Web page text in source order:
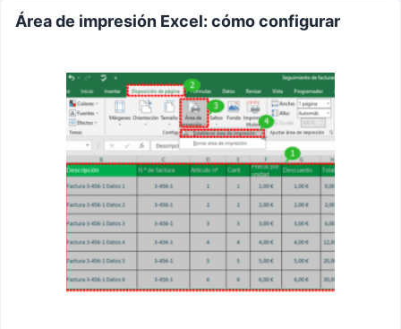
Área de impresión Excel: cómo configurar